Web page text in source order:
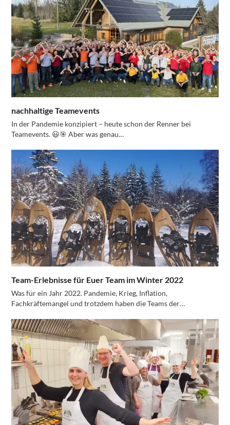
nachhaltige Teamevents
In der Pandemie konzipiert – heute schon der Renner bei
Teamevents. 😃🎯 Aber was genau…
Team-Erlebnisse für Euer Team im Winter 2022
Was für ein Jahr 2022. Pandemie, Krieg, Inflation,
Fachkräftemangel und trotzdem haben die Teams der…